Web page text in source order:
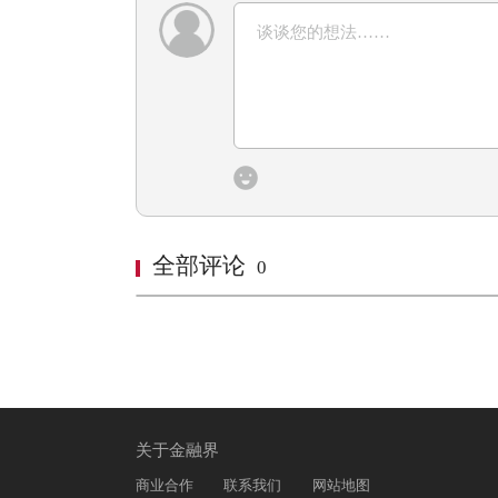
全部评论 0
关于金融界
商业合作 联系我们 网站地图